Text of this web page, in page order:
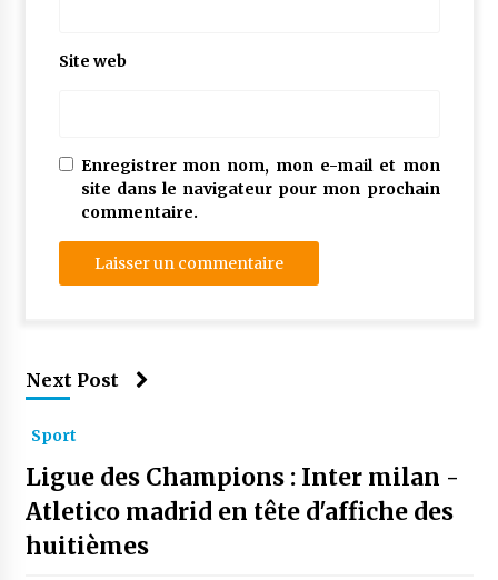
Site web
Enregistrer mon nom, mon e-mail et mon
site dans le navigateur pour mon prochain
commentaire.
Next Post
Sport
Ligue des Champions : Inter milan -
Atletico madrid en tête d'affiche des
huitièmes